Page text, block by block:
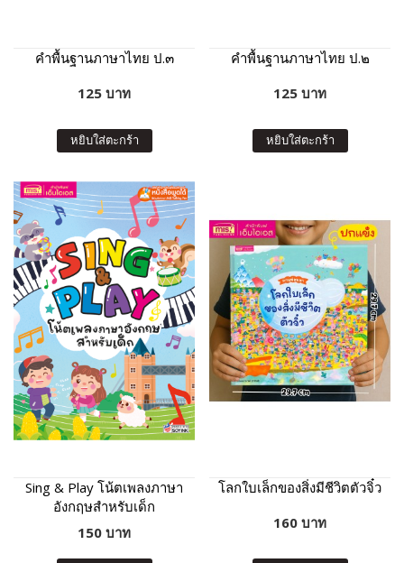
คำพื้นฐานภาษาไทย ป.๓
125 บาท
หยิบใส่ตะกร้า
คำพื้นฐานภาษาไทย ป.๒
125 บาท
หยิบใส่ตะกร้า
Sing & Play โน้ตเพลงภาษา
อังกฤษสำหรับเด็ก
150 บาท
โลกใบเล็กของสิ่งมีชีวิตตัวจิ๋ว
160 บาท